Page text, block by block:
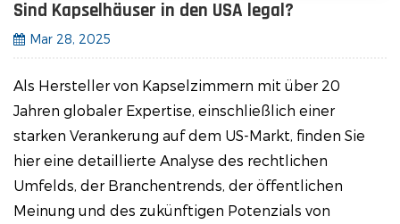
Sind Kapselhäuser in den USA legal?
Mar 28, 2025
Als Hersteller von Kapselzimmern mit über 20
Jahren globaler Expertise, einschließlich einer
starken Verankerung auf dem US-Markt, finden Sie
hier eine detaillierte Analyse des rechtlichen
Umfelds, der Branchentrends, der öffentlichen
Meinung und des zukünftigen Potenzials von